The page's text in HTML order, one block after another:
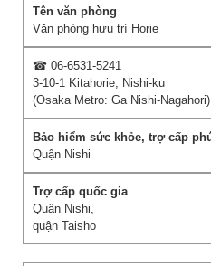
Văn phòng hưu trí Horie
☎ 06-6531-5241
3-10-1 Kitahorie, Nishi-ku
(Osaka Metro: Ga Nishi-Nagahori)
Quận Nishi
Quận Nishi,
quận Taisho